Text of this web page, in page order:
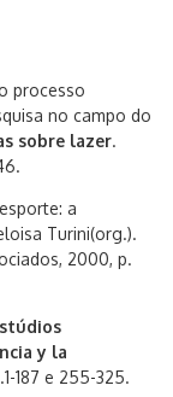
processo
no campo do
sobre lazer.
a
Turini(org.).
2000, p.
y la
187 e 255-325.